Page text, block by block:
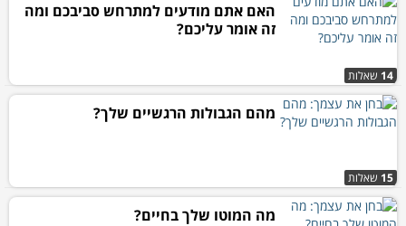
14 שאלות
האם אתם מודעים למתרחש סביבכם ומה
זה אומר עליכם?
15 שאלות
מהם הגבולות הרגשיים שלך?
מה המוטו שלך בחיים?